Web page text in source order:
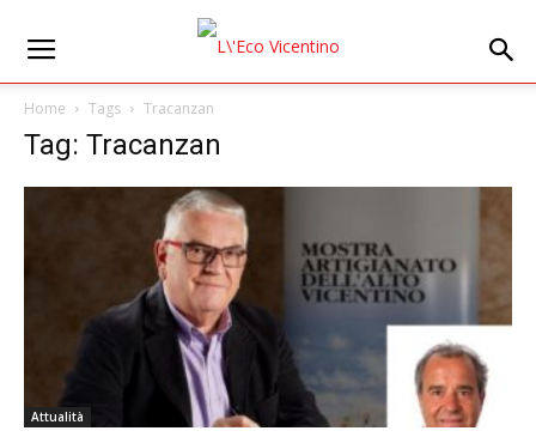
Home Tags Tracanzan
Tag: Tracanzan
Attualità